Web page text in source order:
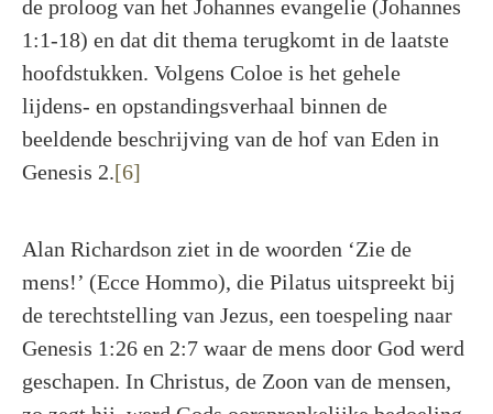
de proloog van het Johannes evangelie (Johannes
1:1-18) en dat dit thema terugkomt in de laatste
hoofdstukken. Volgens Coloe is het gehele
lijdens- en opstandingsverhaal binnen de
beeldende beschrijving van de hof van Eden in
Genesis 2.[6]
Alan Richardson ziet in de woorden ‘Zie de
mens!’ (Ecce Hommo), die Pilatus uitspreekt bij
de terechtstelling van Jezus, een toespeling naar
Genesis 1:26 en 2:7 waar de mens door God werd
geschapen. In Christus, de Zoon van de mensen,